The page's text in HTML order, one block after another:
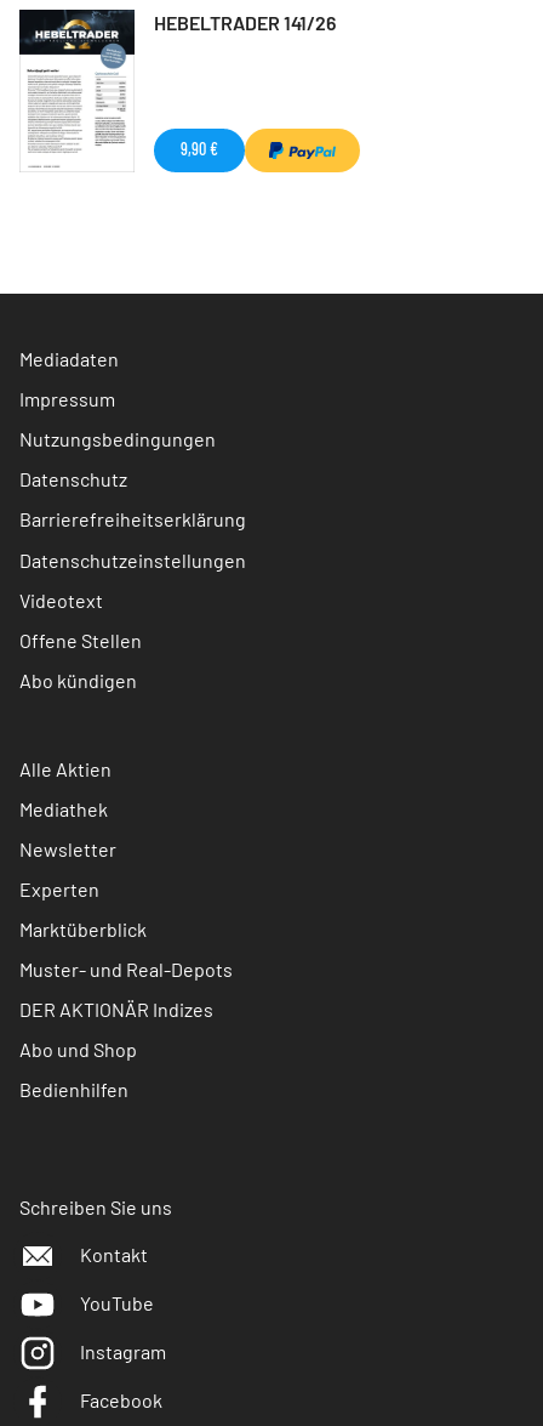
HEBELTRADER 141/26
9,90 €
Mediadaten
Impressum
Nutzungsbedingungen
Datenschutz
Barrierefreiheitserklärung
Datenschutzeinstellungen
Videotext
Offene Stellen
Abo kündigen
Alle Aktien
Mediathek
Newsletter
Experten
Marktüberblick
Muster- und Real-Depots
DER AKTIONÄR Indizes
Abo und Shop
Bedienhilfen
Schreiben Sie uns
Kontakt
YouTube
Instagram
Facebook